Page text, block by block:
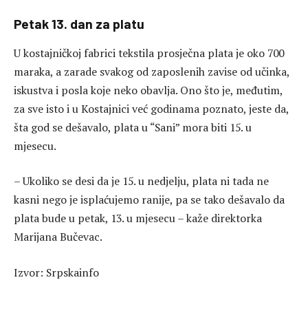
Petak 13. dan za platu
U kostajničkoj fabrici tekstila prosječna plata je oko 700
maraka, a zarade svakog od zaposlenih zavise od učinka,
iskustva i posla koje neko obavlja. Ono što je, međutim,
za sve isto i u Kostajnici već godinama poznato, jeste da,
šta god se dešavalo, plata u “Sani” mora biti 15. u
mjesecu.
– Ukoliko se desi da je 15. u nedjelju, plata ni tada ne
kasni nego je isplaćujemo ranije, pa se tako dešavalo da
plata bude u petak, 13. u mjesecu – kaže direktorka
Marijana Bučevac.
Izvor: Srpskainfo